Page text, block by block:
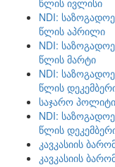
წლის ივლისი
NDI:
წლის აპრილი
NDI:
წლის მარტი
NDI:
წლის
საჯარო
NDI:
წლის
კავკასიის
კავკასიის